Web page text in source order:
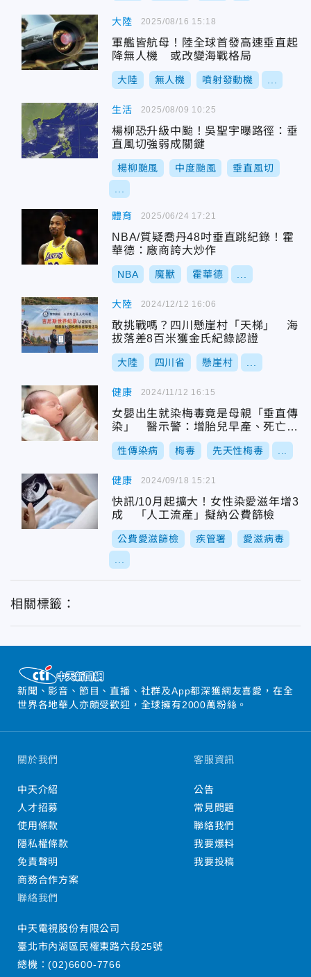
大陸
軍艦皆航母！陸全球首發高速垂直起
降無人機 或改變海戰格局
大陸 無人機 噴射發動機
2025/08/16 15:18
生活
楊柳恐升級中颱！吳聖宇曝路徑：垂
直風切強弱成關鍵
楊柳颱風 中度颱風 垂直風切
2025/08/09 10:25
體育
NBA/質疑喬丹48吋垂直跳紀錄！霍
華德：廠商誇大炒作
NBA 魔獸 霍華德
2025/06/24 17:21
大陸
敢挑戰嗎？四川懸崖村「天梯」 海
拔落差8百米獲金氏紀錄認證
大陸 四川省 懸崖村
2024/12/12 16:06
健康
女嬰出生就染梅毒竟是母親「垂直傳
染」 醫示警：增胎兒早產、死亡風
險
性傳染病 梅毒 先天性梅毒
2024/11/12 16:15
健康
快訊/10月起擴大！女性染愛滋年增3
成 「人工流產」擬納公費篩檢
公費愛滋篩檢 疾管署 愛滋病毒
2024/09/18 15:21
相關標籤：
新聞、影音、節目、直播、社群及App都深獲網友喜愛，在全
世界各地華人亦頗受歡迎，全球擁有2000萬粉絲。
關於我們
中天介紹
人才招募
使用條款
隱私權條款
免責聲明
商務合作方案
客服資訊
公告
常見問題
聯絡我們
我要爆料
我要投稿
聯絡我們
中天電視股份有限公司
臺北市內湖區民權東路六段25號
總機：(02)6600-7766